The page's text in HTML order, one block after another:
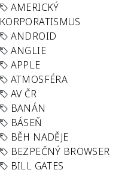
AMERICKÝ
KORPORATISMUS
ANDROID
ANGLIE
APPLE
ATMOSFÉRA
AV ČR
BANÁN
BÁSEŇ
BĚH NADĚJE
BEZPEČNÝ BROWSER
BILL GATES